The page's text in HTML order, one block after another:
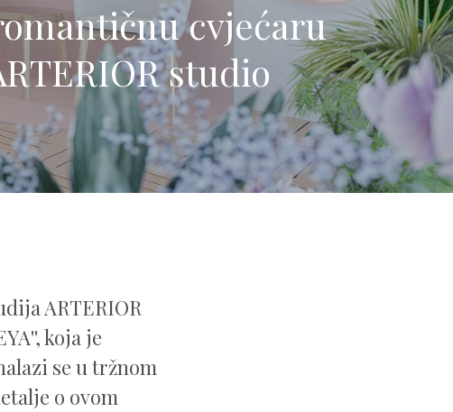
cvjećaru
studio
ARTERIOR
koja je
se u tržnom
o ovom